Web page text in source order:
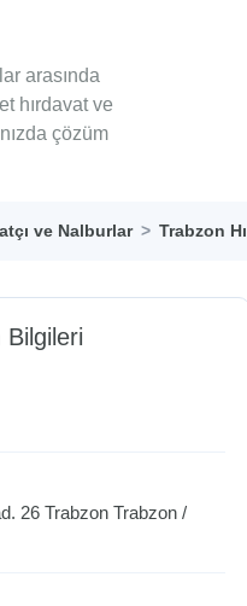
arasında
hırdavat ve
çözüm
ve Nalburlar Trabzon
Bilgileri
26 Trabzon Trabzon /